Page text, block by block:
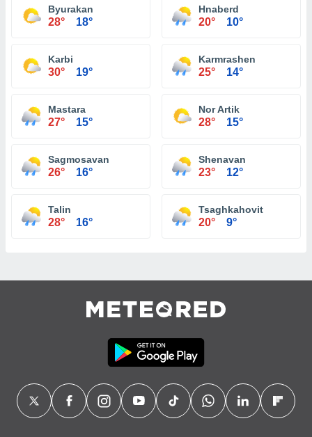
Byurakan
28° 18°
Hnaberd
20° 10°
Karbi
30° 19°
Karmrashen
25° 14°
Mastara
27° 15°
Nor Artik
28° 15°
Sagmosavan
26° 16°
Shenavan
23° 12°
Talin
28° 16°
Tsaghkahovit
20° 9°